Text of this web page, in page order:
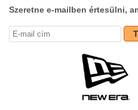
Szeretne e-mailben értesülni,